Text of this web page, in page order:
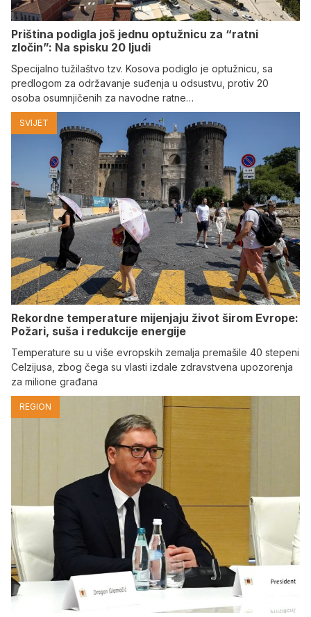
Priština podigla još jednu optužnicu za “ratni
zločin”: Na spisku 20 ljudi
Specijalno tužilaštvo tzv. Kosova podiglo je optužnicu, sa
predlogom za održavanje suđenja u odsustvu, protiv 20
osoba osumnjičenih za navodne ratne…
SVIJET
Rekordne temperature mijenjaju život širom Evrope:
Požari, suša i redukcije energije
Temperature su u više evropskih zemalja premašile 40 stepeni
Celzijusa, zbog čega su vlasti izdale zdravstvena upozorenja
za milione građana
REGION